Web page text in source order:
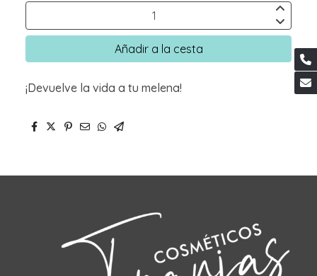
Añadir a la cesta
¡Devuelve la vida a tu melena!